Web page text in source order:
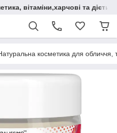
вітаміни,харчові та
косметика для обличчя,